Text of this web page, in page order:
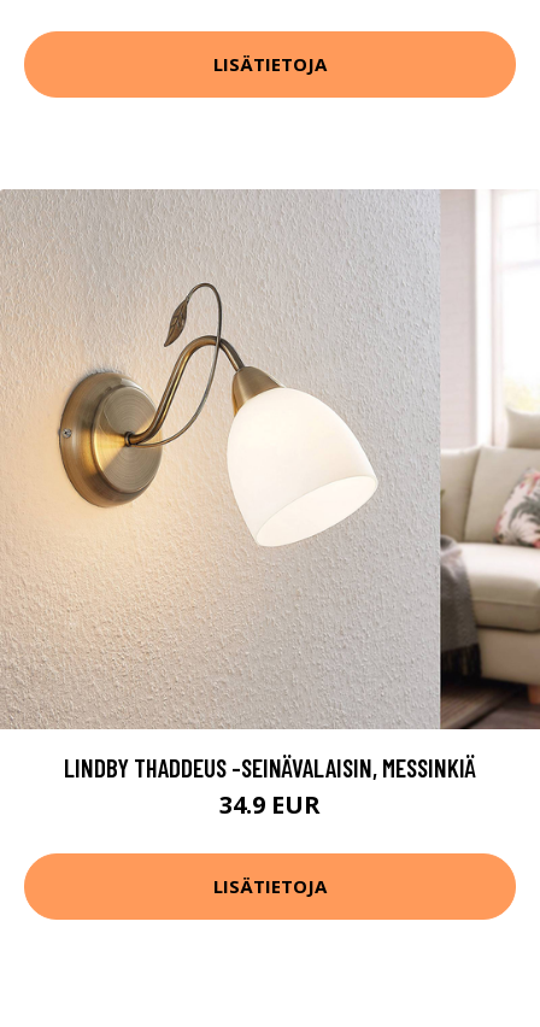
LISÄTIETOJA
LINDBY THADDEUS -SEINÄVALAISIN, MESSINKIÄ
34.9 EUR
LISÄTIETOJA